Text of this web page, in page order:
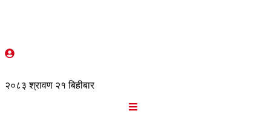
२०८३ श्रावण २१ बिहीबार